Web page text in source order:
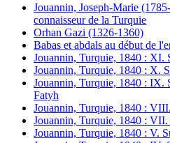
Jouannin, Joseph-Marie
connaisseur de la Turquie
Orhan Gazi (1326-1360)
Babas et abdals au début de
Jouannin, Turquie, 1840 : XI.
Jouannin, Turquie, 1840 : X.
Jouannin, Turquie, 1840 : IX.
Fatyh
Jouannin, Turquie, 1840 :
Jouannin, Turquie, 1840 :
Jouannin, Turquie, 1840 : V.